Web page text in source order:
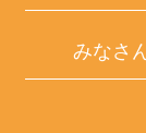
みなさ